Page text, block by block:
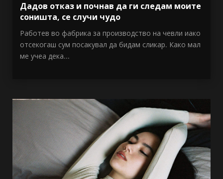
Дадов отказ и почнав да ги следам моите
соништа, се случи чудо
Работев во фабрика за производство на чевли иако
отсекогаш сум посакувал да бидам сликар. Како мал
ме учеа дека...